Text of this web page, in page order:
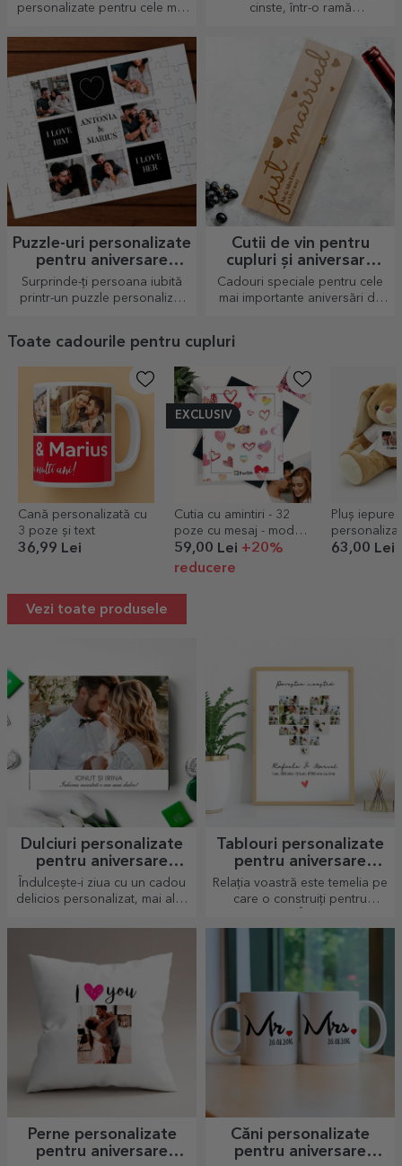
personalizate pentru cele mai
cinste, într-o ramă
relației.
Puzzle-uri personalizate
pentru aniversare
relație
Surprinde-ți persoana iubită
printr-un puzzle personalizat
Cutii de vin pentru
cupluri și aniversare
relație gravate
Cadouri speciale pentru cele
mai importante aniversări de
Toate cadourile pentru cupluri
Cană personalizată cu
3 poze și text
36,99 Lei
EXCLUSIV
Cutia cu amintiri - 32
poze cu mesaj - model
inimioare
59,00 Lei +20%
reducere
Pluș iepure
și text
63,00 Lei
Vezi toate produsele
Dulciuri personalizate
pentru aniversare
relație
Îndulcește-i ziua cu un cadou
delicios personalizat, mai ales
voastre!
Tablouri personalizate
pentru aniversare
relație
Relația voastră este temelia pe
care o construiți pentru
mai fericite momente într-un
tablou personalizat.
Perne personalizate
pentru aniversare
Căni personalizate
pentru aniversare